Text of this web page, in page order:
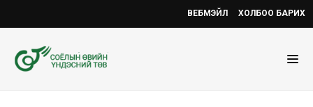
ВЕБМЭЙЛ ХОЛБОО БАРИХ